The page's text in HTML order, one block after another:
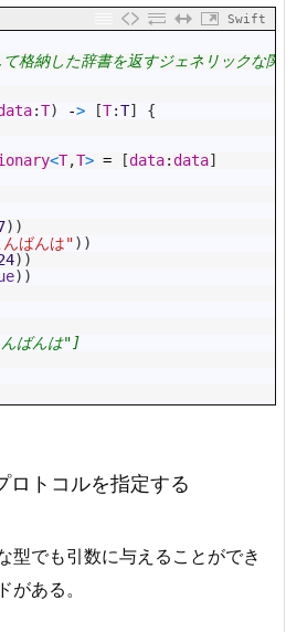
Swift
格納した辞書を返すジェネリックな関
:T) -> [T:T]
{
<T,T> = [data:data]
) )
んばんは") )
) )
) )
ばんは"]
ロトコルを指定する
型でも引数に与えることができ
がある。